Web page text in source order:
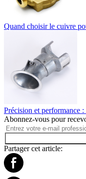
Quand choisir le cuivre
Précision et performance
Abonnez-vous pour
Partager cet article: